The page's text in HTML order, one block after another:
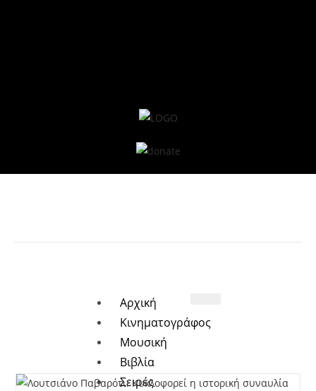
Αρχική
Κινηματογράφος
Μουσική
Βιβλία
Σειρές